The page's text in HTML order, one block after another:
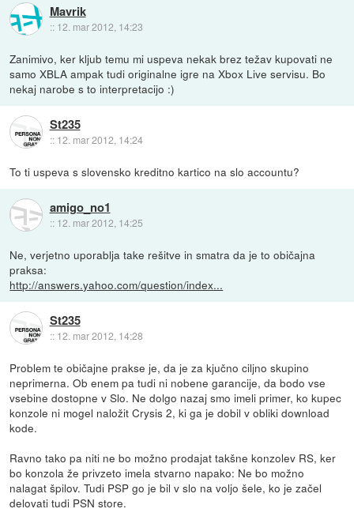
Mavrik
:: 12. mar 2012, 14:23
Zanimivo, ker kljub temu mi uspeva nekak brez težav kupovati ne
samo XBLA ampak tudi originalne igre na Xbox Live servisu. Bo
nekaj narobe s to interpretacijo :)
St235
:: 12. mar 2012, 14:24
To ti uspeva s slovensko kreditno kartico na slo accountu?
amigo_no1
:: 12. mar 2012, 14:25
Ne, verjetno uporablja take rešitve in smatra da je to običajna
praksa:
http://answers.yahoo.com/question/index...
St235
:: 12. mar 2012, 14:28
Problem te običajne prakse je, da je za kjučno ciljno skupino
neprimerna. Ob enem pa tudi ni nobene garancije, da bodo vse
vsebine dostopne v Slo. Ne dolgo nazaj smo imeli primer, ko kupec
konzole ni mogel naložit Crysis 2, ki ga je dobil v obliki download
kode.
Ravno tako pa niti ne bo možno prodajat takšne konzolev RS, ker
bo konzola že privzeto imela stvarno napako: Ne bo možno
nalagat špilov. Tudi PSP go je bil v slo na voljo šele, ko je začel
delovati tudi PSN store.